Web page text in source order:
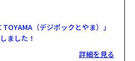
（デジポックとやま）」
ました！
詳細を見る